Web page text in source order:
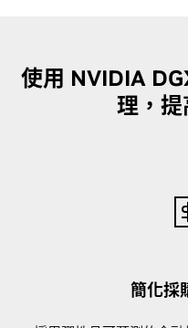
使用 NVIDIA
理，
簡化採